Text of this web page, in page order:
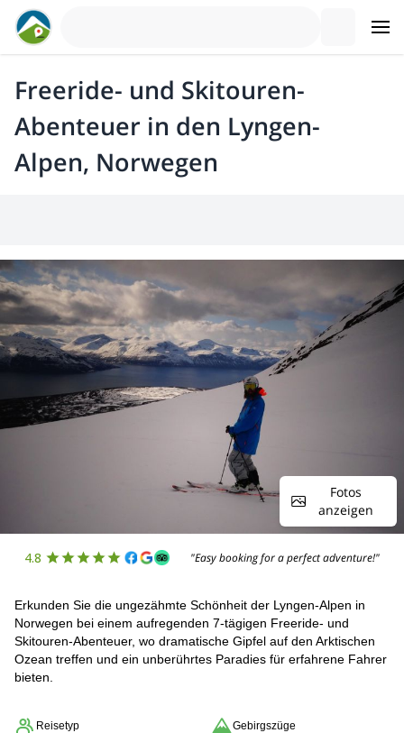
Freeride- und Skitouren-
Abenteuer in den Lyngen-
Alpen, Norwegen
Fotos
anzeigen
4.8 "Easy booking for a perfect adventure!"
Erkunden Sie die ungezähmte Schönheit der Lyngen-Alpen in
Norwegen bei einem aufregenden 7-tägigen Freeride- und
Skitouren-Abenteuer, wo dramatische Gipfel auf den Arktischen
Ozean treffen und ein unberührtes Paradies für erfahrene Fahrer
bieten.
Reisetyp Gebirgszüge